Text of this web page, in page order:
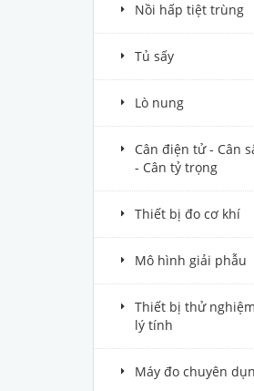
Nồi hấp tiệt trùng
Tủ sấy
Lò nung
Cân điện tử - Cân
- Cân tỷ trọng
Thiết bị đo cơ khí
Mô hình giải phẫu
Thiết bị thử
lý tính
Máy đo chuyên